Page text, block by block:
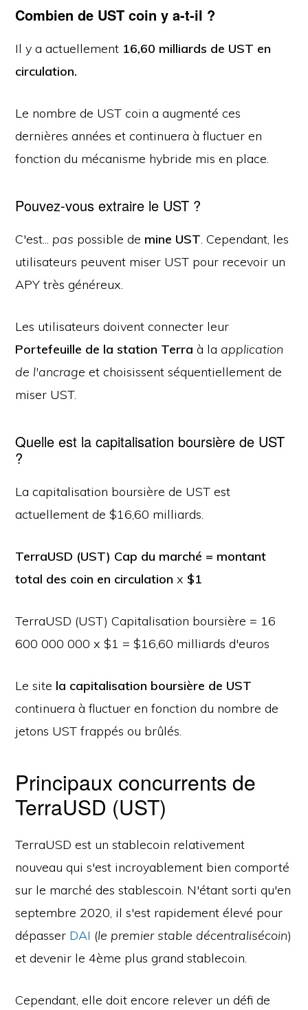
Combien de UST coin y a-t-il ?
Il y a actuellement 16,60 milliards de UST en
circulation.
Le nombre de UST coin a augmenté ces
dernières années et continuera à fluctuer en
fonction du mécanisme hybride mis en place.
Pouvez-vous extraire le UST ?
C'est... pas possible de mine UST. Cependant, les
utilisateurs peuvent miser UST pour recevoir un
APY très généreux.
Les utilisateurs doivent connecter leur
Portefeuille de la station Terra à la application
de l'ancrage et choisissent séquentiellement de
miser UST.
Quelle est la capitalisation boursière de UST
?
La capitalisation boursière de UST est
actuellement de $16,60 milliards.
TerraUSD (UST) Cap du marché = montant
total des coin en circulationx $1
TerraUSD (UST) Capitalisation boursière = 16
600 000 000 x $1 = $16,60 milliards d'euros
Le site la capitalisation boursière de UST
continuera à fluctuer en fonction du nombre de
jetons UST frappés ou brûlés.
Principaux concurrents de
TerraUSD (UST)
TerraUSD est un stablecoin relativement
nouveau qui s'est incroyablement bien comporté
sur le marché des stablescoin. N'étant sorti qu'en
septembre 2020, il s'est rapidement élevé pour
dépasser DAI (le premier stable décentralisécoin)
et devenir le 4ème plus grand stablecoin.
Cependant, elle doit encore relever un défi de